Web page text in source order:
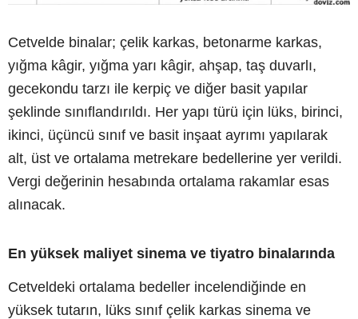
Cetvelde binalar; çelik karkas, betonarme karkas,
yığma kâgir, yığma yarı kâgir, ahşap, taş duvarlı,
gecekondu tarzı ile kerpiç ve diğer basit yapılar
şeklinde sınıflandırıldı. Her yapı türü için lüks, birinci,
ikinci, üçüncü sınıf ve basit inşaat ayrımı yapılarak
alt, üst ve ortalama metrekare bedellerine yer verildi.
Vergi değerinin hesabında ortalama rakamlar esas
alınacak.
En yüksek maliyet sinema ve tiyatro binalarında
Cetveldeki ortalama bedeller incelendiğinde en
yüksek tutarın, lüks sınıf çelik karkas sinema ve